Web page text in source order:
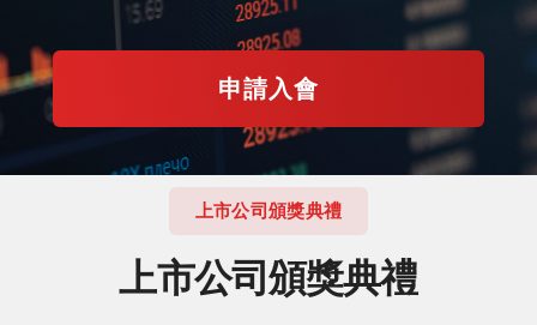
申請入會
上市公司頒獎典禮
上市公司頒獎典禮